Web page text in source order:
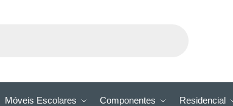
Móveis Escolares Componentes Residencial